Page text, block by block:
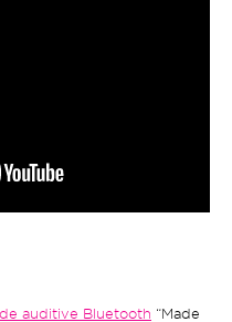
auditive Bluetooth “Made